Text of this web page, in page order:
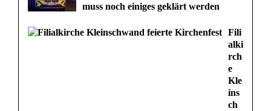
muss noch einiges geklärt werden
Fili
alki
rch
e
Kle
ins
ch